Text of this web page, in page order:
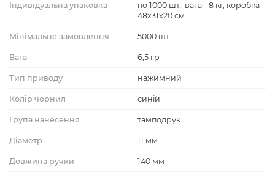
Індивідуальна упаковка
по 1000 шт., вага - 8 кг, коробка
48х31х20 см
Мінімальне замовлення 5000 шт.
Вага 6,5 гр
Тип приводу нажимний
Колір чорнил синій
Група нанесення тамподрук
Діаметр 11 мм
Довжина ручки 140 мм